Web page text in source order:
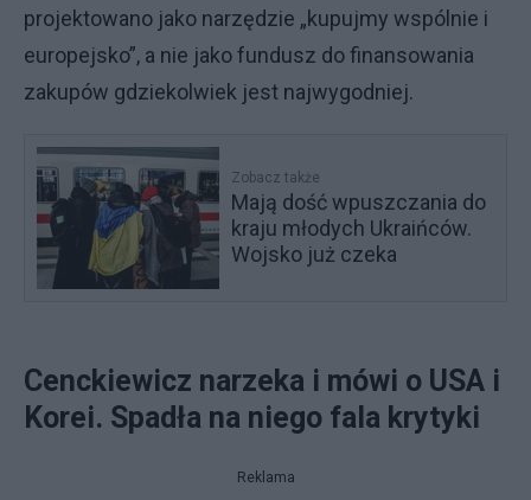
projektowano jako narzędzie „kupujmy wspólnie i
europejsko”, a nie jako fundusz do finansowania
zakupów gdziekolwiek jest najwygodniej.
Zobacz także
Mają dość wpuszczania do
kraju młodych Ukraińców.
Wojsko już czeka
Cenckiewicz narzeka i mówi o USA i
Korei. Spadła na niego fala krytyki
Reklama